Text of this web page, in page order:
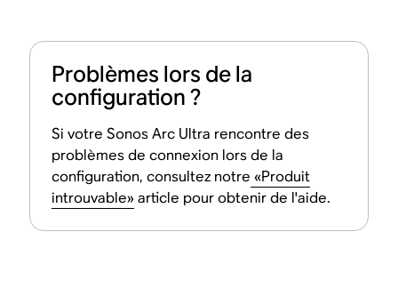
Problèmes lors de la
configuration ?
Si votre Sonos Arc Ultra rencontre des
problèmes de connexion lors de la
configuration, consultez notre «Produit
introuvable» article pour obtenir de l'aide.